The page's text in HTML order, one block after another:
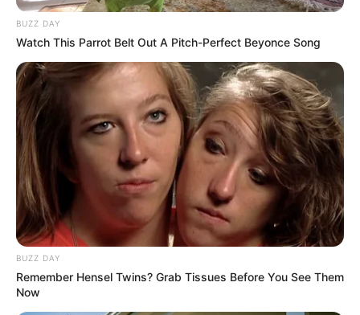
6 Best '90s Action Movies To Watch Today
BRAINBERRIES
Remember Them? These '90s Couples Defined An
Era—See The Complete List
BRAINBERRIES
BUZZ DAY
Watch This Parrot Belt Out A Pitch-Perfect Beyonce Song
BUZZ DAY
Remember Hensel Twins? Grab Tissues Before You See Them
Now